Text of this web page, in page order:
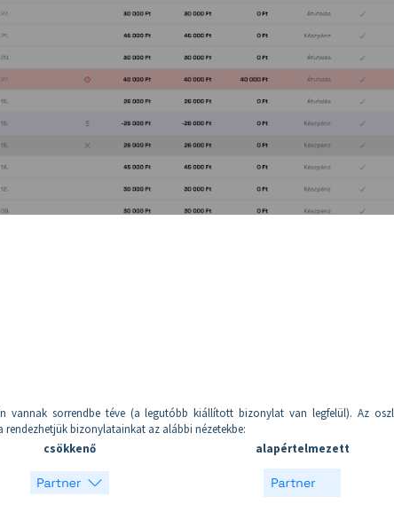
vannak sorrendbe téve (a legutóbb kiállított bizonylat van legfelül). Az
bizonylatainkat az alábbi nézetekbe:
csökkenő alapértelmezett